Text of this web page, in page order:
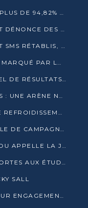
SASSOU N’GUESSO RÉÉLU AVEC PLUS DE 94,82% DES VOIX
PRÉSIDENTIELLE : DESTIN GAVET DÉNONCE DES IRRÉGULARITÉS ET REVENDIQUE LA VICTOIRE
PRÉSIDENTIELLE : LES APPELS ET SMS RÉTABLIS, INTERNET RESTE BLOQUÉ
PRÉSIDENTIELLE A : UN SCRUTIN MARQUÉ PAR LA COUPURE D’INTERNET ET UNE AFFLUENCE TIMIDE À BRAZZAVILLE
PRÉSIDENTIELLE : UN FAUX VISUEL DE RÉSULTATS CIRCULE
RÉSEAUX SOCIAUX ET ÉLECTIONS : UNE ARÈNE NUMÉRIQUE EN PLEINE MUTATION AU CONGO
À FREETOWN, MEER MISE SUR LE REFROIDISSEMENT PASSIF FACE À LA CHALEUR EXTRÊME
BOUEMBA : LA DIRECTION LOCALE DE CAMPAGNE DE DENIS SASSOU N’GUESSO MULTIPLIE LES ACTIVITÉS DE MOBILISATION
ROCH BREDIN BISSALA NKOUNKOU APPELLE LA JEUNESSE DE GOMA TSÉ-TSÉ À UN VOTE MASSIF POUR DENIS SASSOU NGUESSO
CONGO TERMINAL OUVRE SES PORTES AUX ÉTUDIANTS EN TRANSPORT ET LOGISTIQUE
SALL
TBC CÉLÈBRE LES FEMMES ET LEUR ENGAGEMENT À L’OCCASION DU 8 MARS